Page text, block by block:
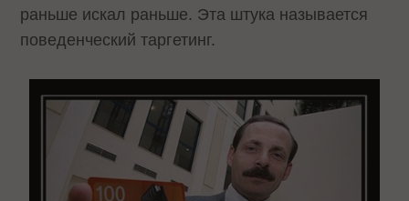
раньше искал раньше. Эта штука называется
поведенческий таргетинг.